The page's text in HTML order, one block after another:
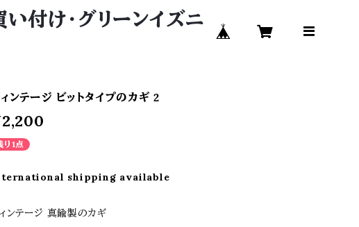
付け・グリーンイズニ
ンテージ ビットタイプのカギ 2
り1点
shipping available
ンテージ 真鍮製のカギ